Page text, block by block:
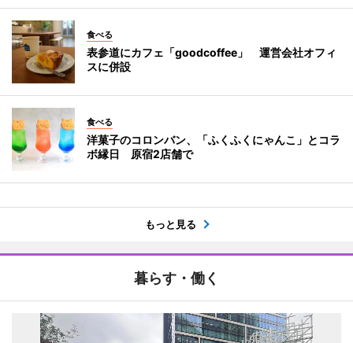
食べる
表参道にカフェ「goodcoffee」 運営会社オフィ
スに併設
食べる
洋菓子のコロンバン、「ふくふくにゃんこ」とコラ
ボ縁日 原宿2店舗で
もっと見る
暮らす・働く